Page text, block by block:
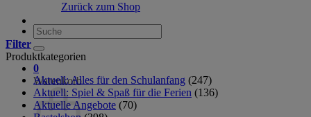
Zurück zum Shop
Suche
nach:
0
Warenkorb
Filter
Produktkategorien
Aktuell: Alles für den Schulanfang (247)
Aktuell: Spiel & Spaß für die Ferien (136)
Aktuelle Angebote (70)